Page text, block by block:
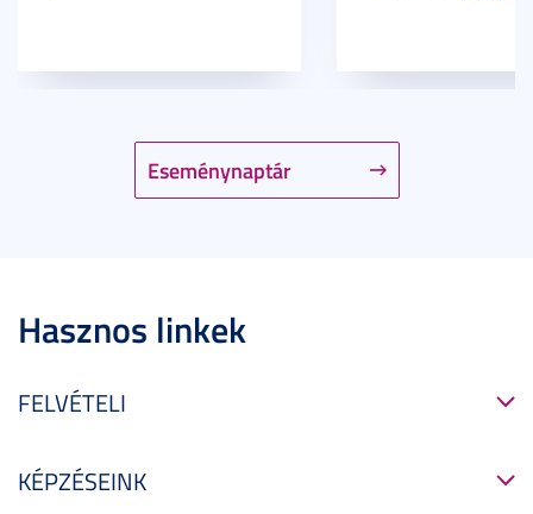
Eseménynaptár
Hasznos linkek
FELVÉTELI
KÉPZÉSEINK